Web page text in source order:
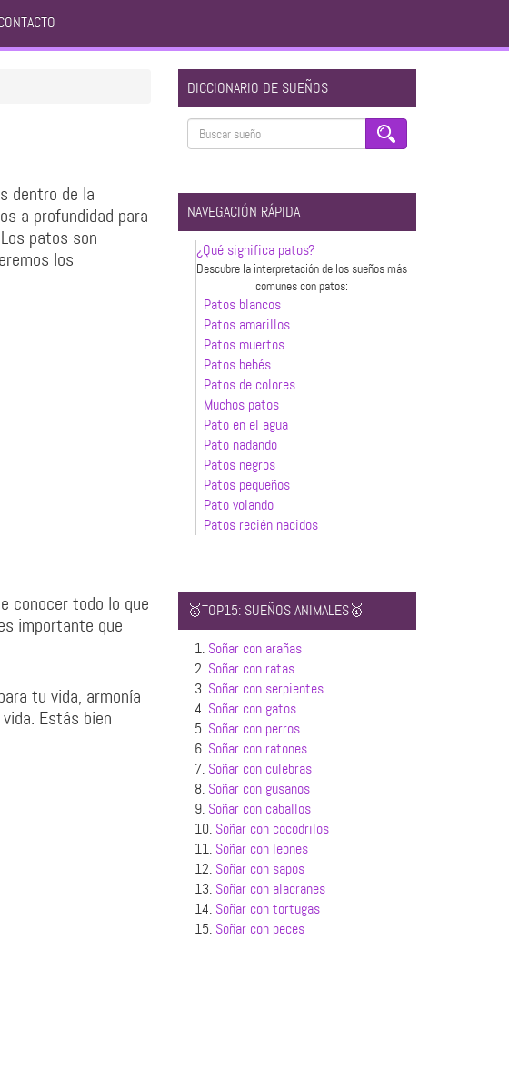
dentro de la
a profundidad para
patos son
los
conocer todo lo que
importante que
tu vida, armonía
Estás bien
DICCIONARIO DE SUEÑOS
NAVEGACIÓN RÁPIDA
¿Qué significa patos?
Descubre la interpretación de los sueños más
comunes con patos:
Patos blancos
Patos amarillos
Patos muertos
Patos bebés
Patos de colores
Muchos patos
Pato en el agua
Pato nadando
Patos negros
Patos pequeños
Pato volando
Patos recién nacidos
🥇TOP15: SUEÑOS ANIMALES🥇
1. Soñar con arañas
2. Soñar con ratas
3. Soñar con serpientes
4. Soñar con gatos
5. Soñar con perros
6. Soñar con ratones
7. Soñar con culebras
8. Soñar con gusanos
9. Soñar con caballos
10. Soñar con cocodrilos
11. Soñar con leones
12. Soñar con sapos
13. Soñar con alacranes
14. Soñar con tortugas
15. Soñar con peces